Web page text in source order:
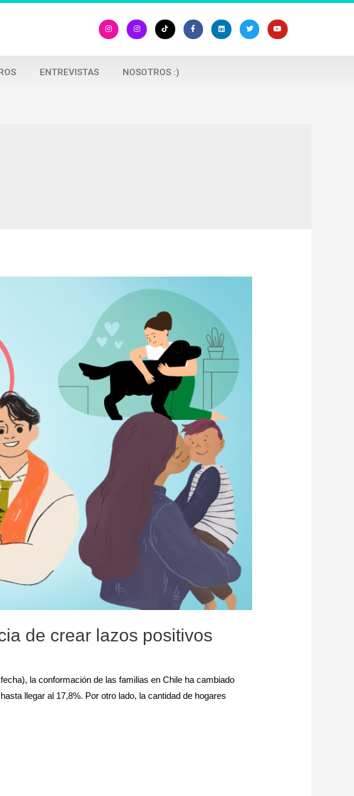
ENTREVISTAS NOSOTROS :)
de crear lazos positivos
la conformación de las familias en Chile ha cambiado
llegar al 17,8%. Por otro lado, la cantidad de hogares